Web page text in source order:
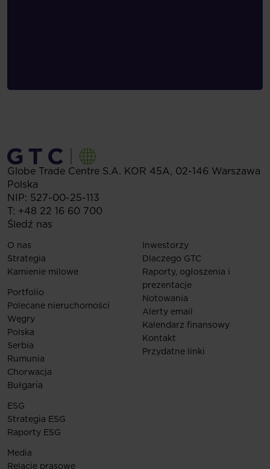
Globe Trade Centre S.A. KOR 45A, 02-146 Warszawa
Polska
NIP: 527-00-25-113
T: +48 22 16 60 700
Śledź nas
O nas
Strategia
Kamienie milowe
Portfolio
Polecane nieruchomości
Węgry
Polska
Serbia
Rumunia
Chorwacja
Bułgaria
Inwestorzy
Dlaczego GTC
Raporty, ogłoszenia i
prezentacje
Notowania
Alerty email
Kalendarz finansowy
Kontakt
Przydatne linki
ESG
Strategia ESG
Raporty ESG
Media
Relacje prasowe